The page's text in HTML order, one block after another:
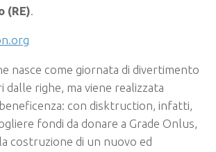
(RE)
nasce come giornata di divertimento
righe, ma viene realizzata
con disktruction, infatti,
fondi da donare a Grade Onlus,
costruzione di un nuovo ed